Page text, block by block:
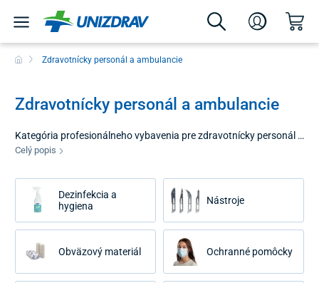
Zdravotnícky personál a ambulancie
Zdravotnícky personál a ambulancie
Kategória profesionálneho vybavenia pre zdravotnícky personál a
ambulancie predstavuje ucelené portfólio produktov určených pre
zdravotníctve. Naším cieľom je poskytnúť nástroje, ktoré zvyšujú
efektivitu diagnostiky, zabezpečujú hygienický štandard
pracoviska a zvyšujú komfort personálu pri každodennom výkone
povolania.
Celý popis
Dezinfekcia a
hygiena
Nástroje
Obväzový materiál Ochranné pomôcky